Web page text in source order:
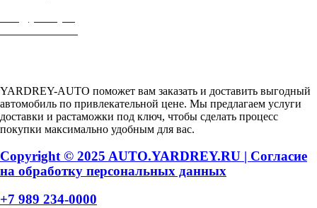
YARDREY-AUTO поможет вам заказать и доставить выгодный
автомобиль по привлекательной цене. Мы предлагаем услуги
доставки и растаможки под ключ, чтобы сделать процесс
покупки максимально удобным для вас.
Copyright © 2025 AUTO.YARDREY.RU | Cогласие
на обработку персональных данных
+7 989 234-0000